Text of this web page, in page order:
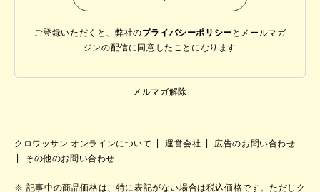
ご登録いただくと、弊社のプライバシーポリシー と メールマガ
ジンの配信に同意したことになります
メルマガ解除
クロワッサン オンラインについて 運営会社
広告のお問い合わせ
その他のお問い合わせ
記事中の商品価格は、特に表記がない場合は税込価格です。ただしク